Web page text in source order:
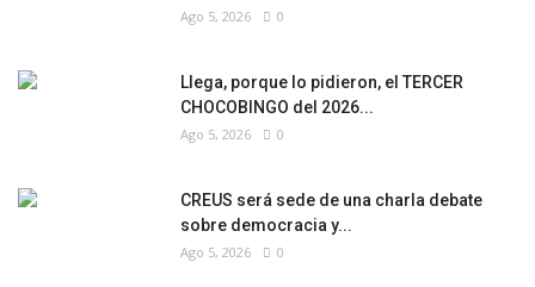
Ago 5, 2026 0
Llega, porque lo pidieron, el TERCER
CHOCOBINGO del 2026...
Ago 5, 2026 0
CREUS será sede de una charla debate
sobre democracia y...
Ago 5, 2026 0